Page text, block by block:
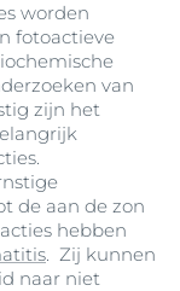
worden
fotoactieve
van
zijn het
de aan de zon
hebben
. Zij kunnen
naar niet